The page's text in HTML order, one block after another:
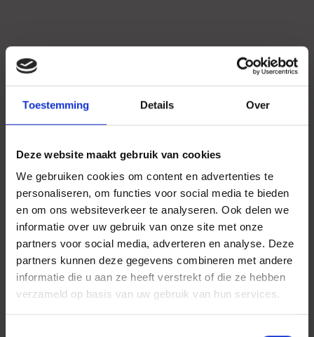
Toestemming Details Over
Deze website maakt gebruik van cookies
We gebruiken cookies om content en advertenties te
personaliseren, om functies voor social media te bieden
en om ons websiteverkeer te analyseren. Ook delen we
informatie over uw gebruik van onze site met onze
partners voor social media, adverteren en analyse. Deze
partners kunnen deze gegevens combineren met andere
informatie die u aan ze heeft verstrekt of die ze hebben
verzameld op basis van uw gebruik van hun services.